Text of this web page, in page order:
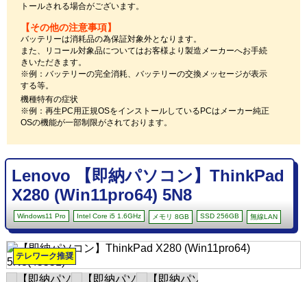
トールされる場合がございます。
【その他の注意事項】
バッテリーは消耗品の為保証対象外となります。
また、リコール対象品についてはお客様より製造メーカーへお手続
きいただきます。
※例：バッテリーの完全消耗、バッテリーの交換メッセージが表示
する等。
機種特有の症状
※例：再生PC用正規OSをインストールしているPCはメーカー純正
OSの機能が一部制限がされております。
Lenovo 【即納パソコン】ThinkPad
X280 (Win11pro64) 5N8
Windows11 Pro Intel Core i5 1.6GHz メモリ 8GB SSD 256GB 無線LAN
テレワーク推奨